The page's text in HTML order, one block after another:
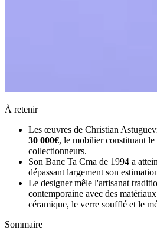
À retenir
Les œuvres de Christian
30 000€, le mobilier constituant le
collectionneurs.
Son Banc Ta Cma de 1994 a
dépassant largement son
Le designer mêle l'artisanat
contemporaine avec des
céramique, le verre soufflé et le
Sommaire